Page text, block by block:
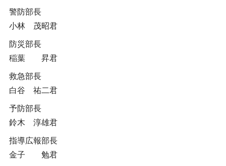
警防部長
小林 茂昭君
防災部長
稲葉 昇君
救急部長
白谷 祐二君
予防部長
鈴木 淳雄君
指導広報部長
金子 勉君